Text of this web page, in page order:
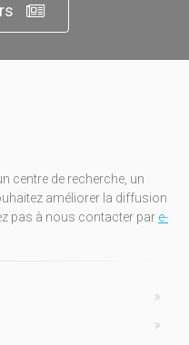
centre de recherche, un
améliorer la diffusion
pas à nous contacter par e-